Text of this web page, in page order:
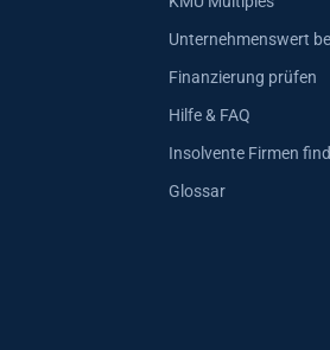
Unternehmenswert
Finanzierung prüfen
Hilfe & FAQ
Insolvente Firmen
Glossar